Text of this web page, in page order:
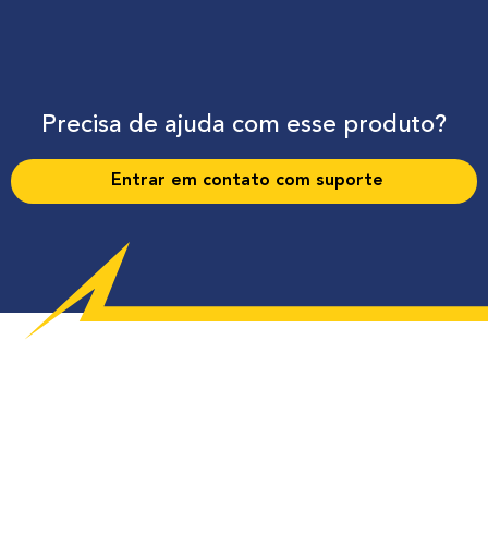
Precisa de ajuda com esse produto?
Entrar em contato com suporte